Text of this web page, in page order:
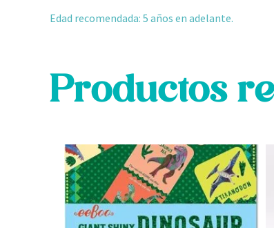
Edad recomendada: 5 años en adelante.
Productos